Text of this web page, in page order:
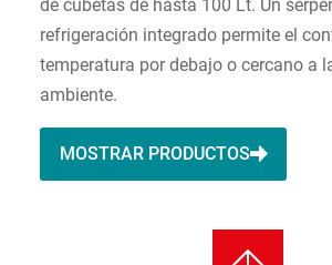
de cubetas de hasta 100 Lt. Un
refrigeración integrado permite el
temperatura por debajo o cercano a
ambiente.
MOSTRAR PRODUCTOS